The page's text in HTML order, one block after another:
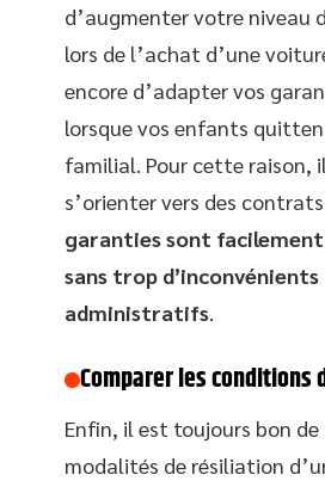
d’augmenter votre niveau
lors de l’achat d’une
encore d’adapter vos
lorsque vos enfants
familial. Pour cette raison,
s’orienter vers des
garanties sont
sans trop d’inconvénients
administratifs.
Comparer les
Enfin, il est toujours bon
modalités de résiliation